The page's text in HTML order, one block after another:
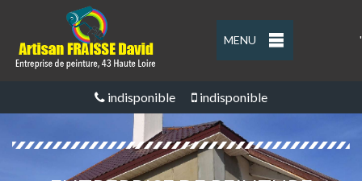
MENU '
indisponible indisponible